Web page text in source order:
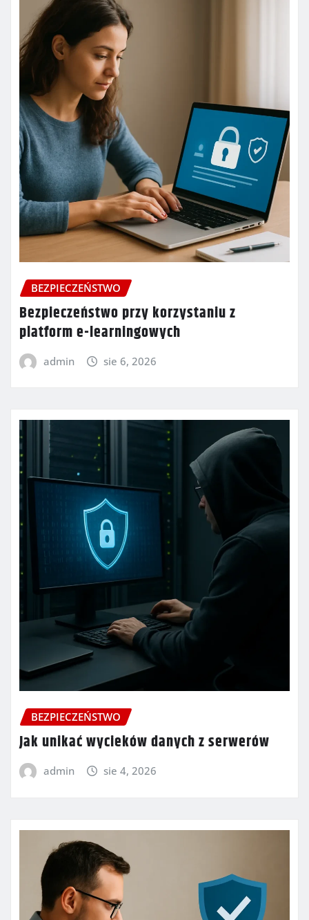
BEZPIECZEŃSTWO
Bezpieczeństwo przy korzystaniu z
platform e-learningowych
admin sie 6, 2026
BEZPIECZEŃSTWO
Jak unikać wycieków danych z serwerów
admin sie 4, 2026